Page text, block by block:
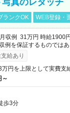
真のレタッチ
ランクOK WEB登録・
収例 31万円 時給1900
例を保証するものでは
用可（利用条件有）
給あり
万円を上限として実費支
～
歩3分